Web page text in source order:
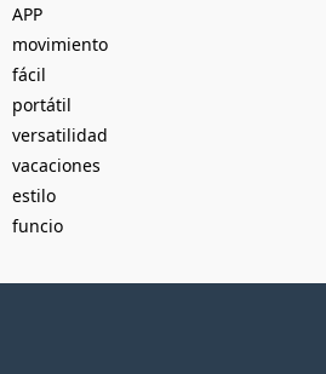
APP
movimiento
fácil
portátil
versatilidad
vacaciones
estilo
funcio